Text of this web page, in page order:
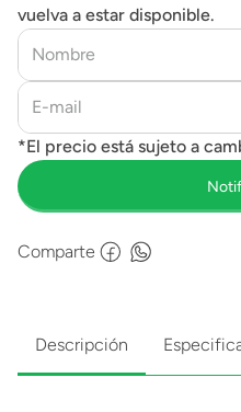
vuelva a estar disponible.
Comparte
Descripción